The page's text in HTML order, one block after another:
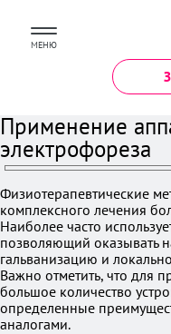
МЕНЮ
Применение
электрофореза
Физиотерапевтические
комплексного лечения
Наиболее часто
позволяющий оказывать
гальванизацию и
Важно отметить, что для
большое количество
определенные
аналогами.